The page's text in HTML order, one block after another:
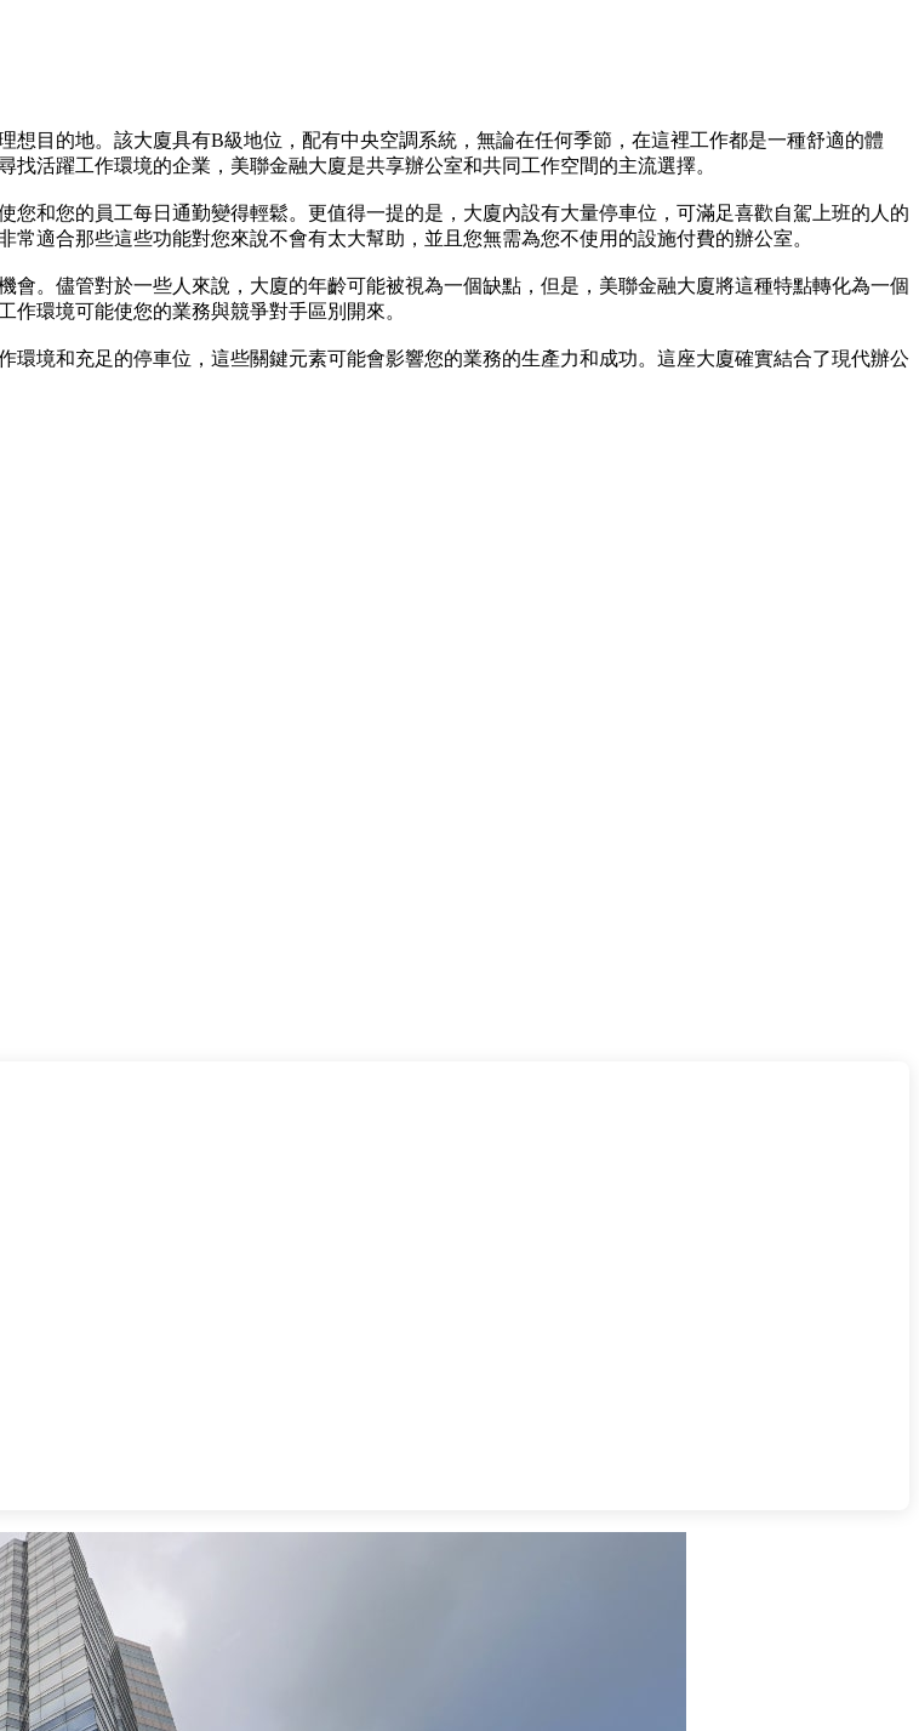
目的地。該大廈具有B級地位，配有中央空調系統，無論在任何季節，在這裡工作都是一種舒適的體
活躍工作環境的企業，美聯金融大廈是共享辦公室和共同工作空間的主流選擇。
和您的員工每日通勤變得輕鬆。更值得一提的是，大廈內設有大量停車位，可滿足喜歡自駕上班的人的
適合那些這些功能對您來說不會有太大幫助，並且您無需為您不使用的設施付費的辦公室。
。儘管對於一些人來說，大廈的年齡可能被視為一個缺點，但是，美聯金融大廈將這種特點轉化為一個
環境可能使您的業務與競爭對手區別開來。
境和充足的停車位，這些關鍵元素可能會影響您的業務的生產力和成功。這座大廈確實結合了現代辦公